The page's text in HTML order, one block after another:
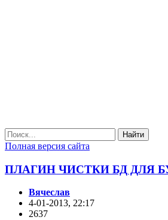
Найти
Полная версия сайта
ПЛАГИН ЧИСТКИ БД ДЛЯ
Вячеслав
4-01-2013, 22:17
2637